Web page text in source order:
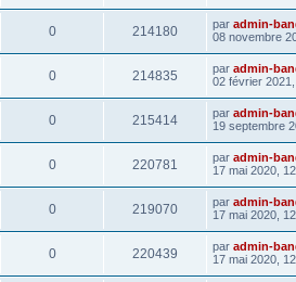
0 214180 par admin-
08 novembre
0 214835 par admin-
02 février
0 215414 par admin-
19 septembre
0 220781 par admin-
17 mai 2020,
0 219070 par admin-
17 mai 2020,
0 220439 par admin-
17 mai 2020,